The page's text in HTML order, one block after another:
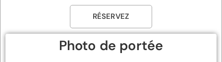
RÉSERVEZ
Photo de portée